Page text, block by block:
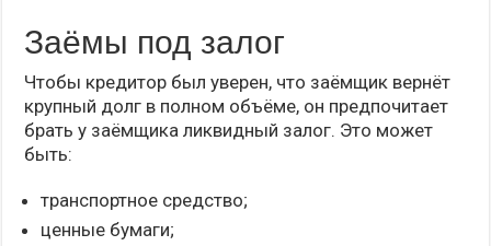
Заёмы под залог
Чтобы кредитор был уверен, что заёмщик вернёт
крупный долг в полном объёме, он предпочитает
брать у заёмщика ликвидный залог. Это может
быть:
транспортное средство;
ценные бумаги;